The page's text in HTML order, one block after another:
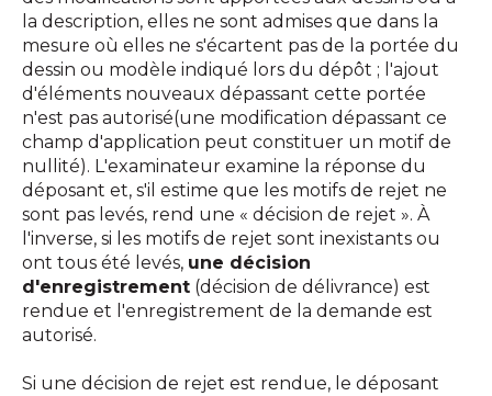
la description, elles ne sont admises que dans la
mesure où elles ne s'écartent pas de la portée du
dessin ou modèle indiqué lors du dépôt ; l'ajout
d'éléments nouveaux dépassant cette portée
n'est pas autorisé(une modification dépassant ce
champ d'application peut constituer un motif de
nullité). L'examinateur examine la réponse du
déposant et, s'il estime que les motifs de rejet ne
sont pas levés, rend une « décision de rejet ». À
l'inverse, si les motifs de rejet sont inexistants ou
ont tous été levés, une décision
d'enregistrement (décision de délivrance) est
rendue et l'enregistrement de la demande est
autorisé.
Si une décision de rejet est rendue, le déposant